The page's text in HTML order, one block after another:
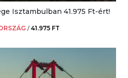
Isztambulban 41.975 Ft-ért!
/41.975 FT